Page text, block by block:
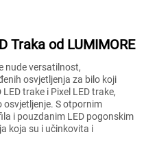
Traka od LUMIMORE
nude versatilnost,
osvjetljenja za bilo koji
trake i Pixel LED trake,
osvjetljenje. S otpornim
i pouzdanim LED pogonskim
koja su i učinkovita i